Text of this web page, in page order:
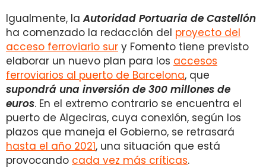
Igualmente, laAutoridad Portuaria de Castellón
ha comenzado la redacción del proyecto del
acceso ferroviario sur y Fomento tiene previsto
elaborar un nuevo plan para los accesos
ferroviarios al puerto de Barcelona, que
supondrá una inversión de 300 millones de
euros. En el extremo contrario se encuentra el
puerto de Algeciras, cuya conexión, según los
plazos que maneja el Gobierno, se retrasará
hasta el año 2021, una situación que está
provocando cada vez más críticas.